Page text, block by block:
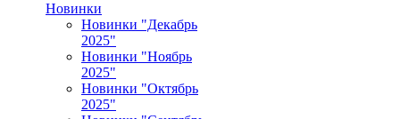
Новинки
Новинки "Декабрь
2025"
Новинки "Ноябрь
2025"
Новинки "Октябрь
2025"